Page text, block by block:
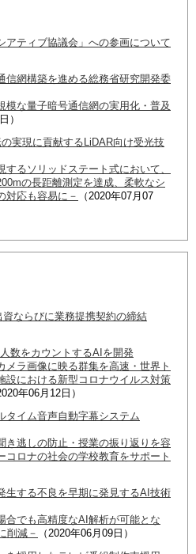
アティブ協議会」への参画について
信網構築を進める総務省研究開発委
模な量子暗号通信網の実用化・普及
）
実現に貢献するLiDAR向け受光技
するソリッドステート式において、
の長距離測定を達成、柔軟なシ
対応も容易に－
（2020年07月07
ならびに業務提携契約の締結
数をカウントするAIを開発
メラ画像に映る群集を高速・世界ト
設における新型コロナウイルス対策
年06月12日）
タイム音声自動字幕システム
き逃しの防止・授業の振り返りを容
コロナの社会の学校教育をサポート
生する不良を早期に発見するAI技術
合でも高精度なAI解析が可能とな
削減－
（2020年06月09日）